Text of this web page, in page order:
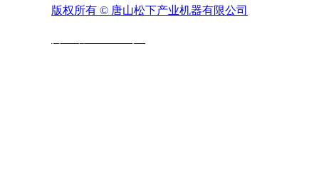
版权所有 © 唐山松下产业机器有限公司